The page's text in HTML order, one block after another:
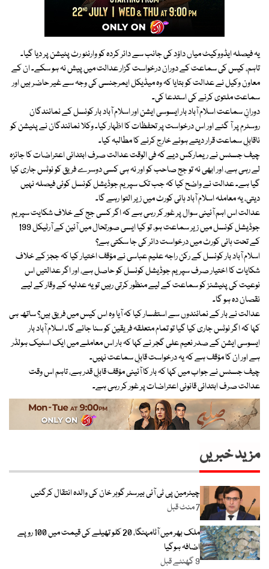
یہ فیصلہ ایڈووکیٹ میاں داؤد کی جانب سے دائر کردہ کو وارنٹو رٹ پٹیشن پر دیا گیا۔
تاہم، کیس کی سماعت کے دوران درخواست گزار عدالت میں پیش نہ ہو سکے۔ ان کے
معاون وکیل نے عدالت کو بتایا کہ وہ میڈیکل ایمرجنسی کی وجہ سے غیر حاضر ہیں اور
سماعت ملتوی کرنے کی استدعا کی۔
دورانِ سماعت اسلام آباد بار ایسوسی ایشن اور اسلام آباد بار کونسل کے نمائندگان
روسٹرم پر آ گئے اور اس درخواست پر تحفظات کا اظہار کیا۔ وکلا نمائندگان نے پٹیشن کو
ناقابلِ سماعت قرار دیتے ہوئے خارج کرنے کا مطالبہ کیا۔
چیف جسٹس نے ریمارکس دیے کہ فی الوقت عدالت صرف ابتدائی اعتراضات کا جائزہ
لے رہی ہے، اور ابھی نہ تو جج صاحب کو اور نہ ہی کسی دوسرے فریق کو نوٹس جاری کیا
گیا ہے۔ عدالت نے واضح کیا کہ جب تک سپریم جوڈیشل کونسل کوئی فیصلہ نہیں
دیتی، یہ معاملہ اسلام آباد ہائی کورٹ میں زیر التوا رہے گا۔
عدالت اس اہم آئینی سوال پر غور کر رہی ہے کہ اگر کسی جج کے خلاف شکایت سپریم
جوڈیشل کونسل میں زیر سماعت ہو، تو کیا ایسی صورتحال میں آئین کے آرٹیکل 199
کے تحت ہائی کورٹ میں درخواست دائر کی جا سکتی ہے؟
اسلام آباد بار کونسل کے رکن راجہ علیم عباسی نے مؤقف اختیار کیا کہ ججز کے خلاف
شکایات کا اختیار صرف سپریم جوڈیشل کونسل کو حاصل ہے، اور اگر عدالتیں اس
نوعیت کی پٹیشنز کو سماعت کے لیے منظور کرتی رہیں تو یہ عدلیہ کے وقار کے لیے
نقصان دہ ہو گا۔
عدالت نے بار کے نمائندوں سے استفسار کیا کہ آیا وہ اس کیس میں فریق ہیں؟ ساتھ ہی
کہا کہ اگر نوٹس جاری کیا گیا تو تمام متعلقہ فریقین کو سنا جائے گا۔ اسلام آباد بار
ایسوسی ایشن کے صدر نعیم علی گجر نے کہا کہ بار اس معاملے میں ایک اسٹیک ہولڈر
ہے اور ان کا مؤقف ہے کہ یہ درخواست قابلِ سماعت نہیں۔
چیف جسٹس نے جواب میں کہا کہ بار کا آئینی مؤقف قابلِ قدر ہے، تاہم اس وقت
عدالت صرف ابتدائی قانونی اعتراضات پر غور کر رہی ہے۔
مزید خبریں
چیئرمین پی ٹی آئی بیرسٹر گوہر خان کی والدہ انتقال کرگئیں
7 منٹ قبل
ملک بھر میں آٹامہنگا، 20 کلو تھیلے کی قیمت میں 100 روپے
اضافہ ہوگیا
9 گھنٹے قبل